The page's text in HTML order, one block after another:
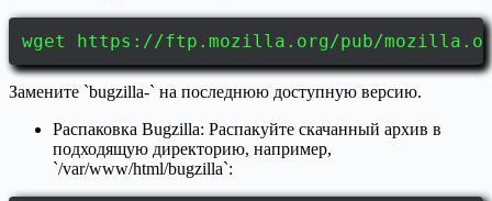
wget https://ftp.mozilla.org/pub/
Замените `bugzilla-` на последнюю доступную версию.
Распаковка Bugzilla: Распакуйте скачанный архив в
подходящую директорию, например,
`/var/www/html/bugzilla`: